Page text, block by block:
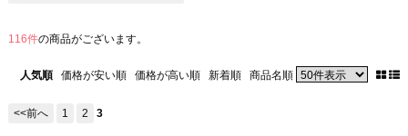
116件の商品がございます。
人気順 価格が安い順 価格が高い順 新着順 商品名順
<<前へ 1 2 3